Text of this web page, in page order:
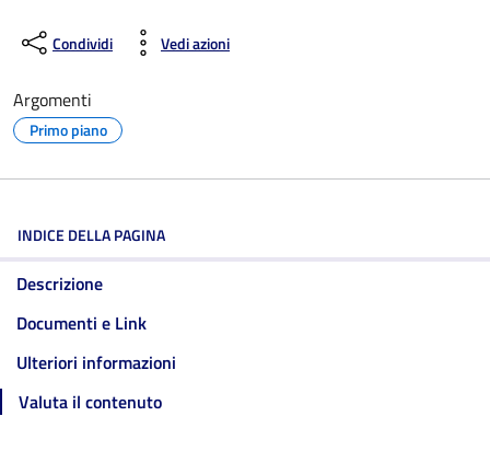
Condividi Vedi azioni
Argomenti
Primo piano
INDICE DELLA PAGINA
Descrizione
Documenti e Link
Ulteriori informazioni
Valuta il contenuto